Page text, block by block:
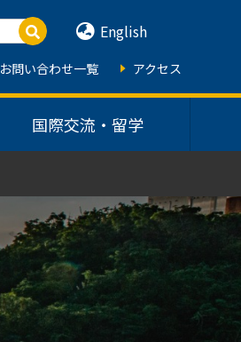
国際交流・留学
English
お問い合わせ一覧 アクセス